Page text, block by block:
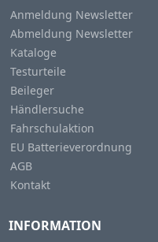
Anmeldung Newsletter
Abmeldung Newsletter
Kataloge
Testurteile
Beileger
Händlersuche
Fahrschulaktion
EU Batterieverordnung
AGB
Kontakt
INFORMATION